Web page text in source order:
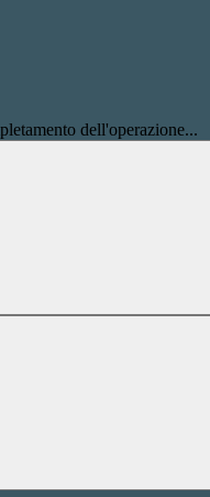
dell'operazione...